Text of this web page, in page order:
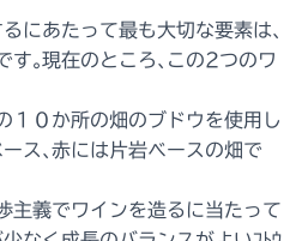
にあたって最も大切な要素は､
す｡現在のところ､この2つのワ
１０か所の畑のブドウを使用し
ス､赤には片岩ベースの畑で
主義でワインを造るに当たって